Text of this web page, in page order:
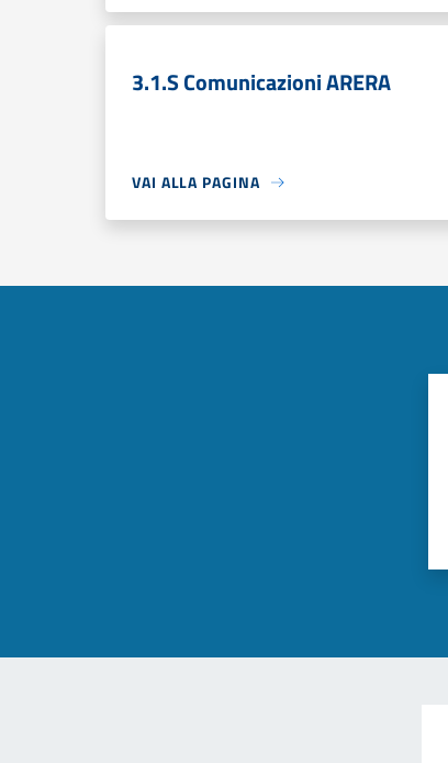
3.1.S Comunicazioni ARERA
VAI ALLA PAGINA